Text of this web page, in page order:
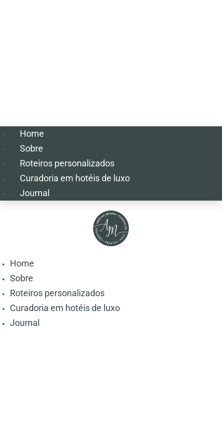
Home
Sobre
Roteiros personalizados
Curadoria em hotéis de luxo
Journal
Home
Sobre
Roteiros personalizados
Curadoria em hotéis de luxo
Journal